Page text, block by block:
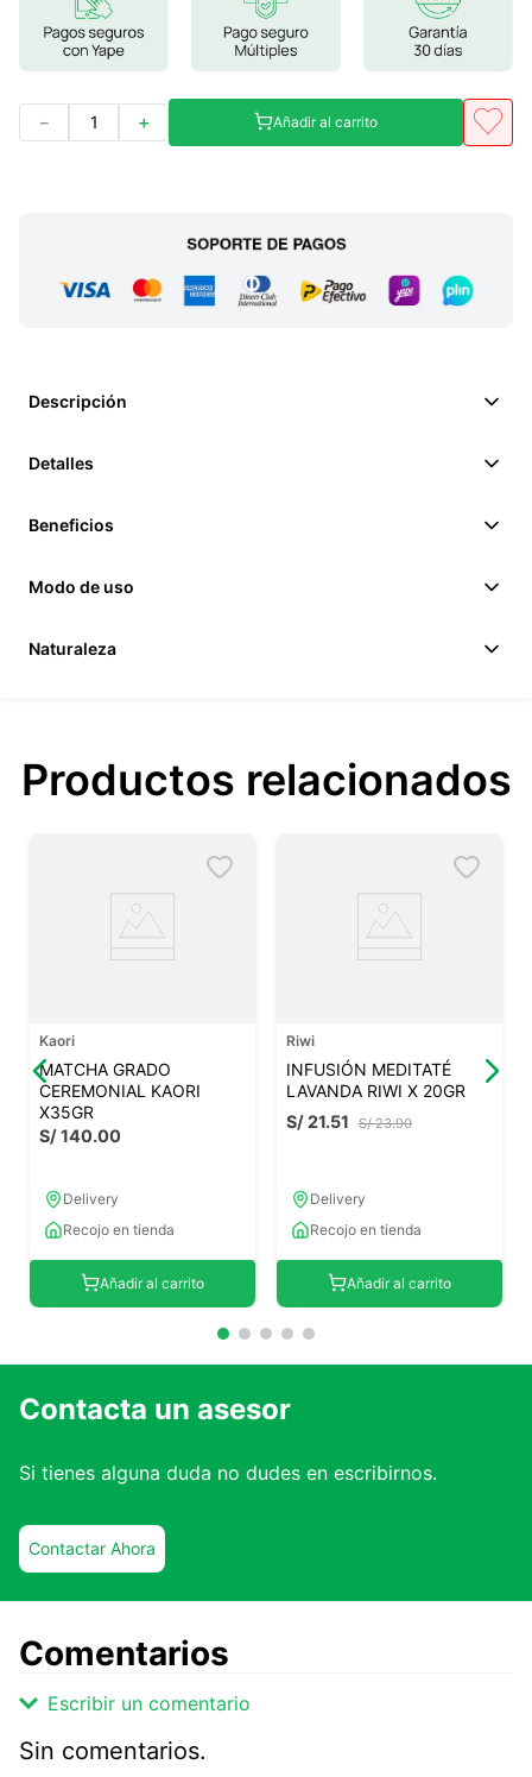
＋
－ Añadir al carrito
Descripción
Detalles
Beneficios
Modo de uso
Naturaleza
Productos relacionados
Kaori
MATCHA GRADO
CEREMONIAL KAORI
X35GR
S/140.00
Delivery
Recojo en tienda
Añadir al carrito
Riwi
INFUSIÓN MEDITATÉ
LAVANDA RIWI X 20GR
S/ 23.90
S/21.51
Delivery
Recojo en tienda
Añadir al carrito
Contacta un asesor
Si tienes alguna duda no dudes en escribirnos.
Contactar Ahora
Comentarios
Escribir un comentario
Sin comentarios.